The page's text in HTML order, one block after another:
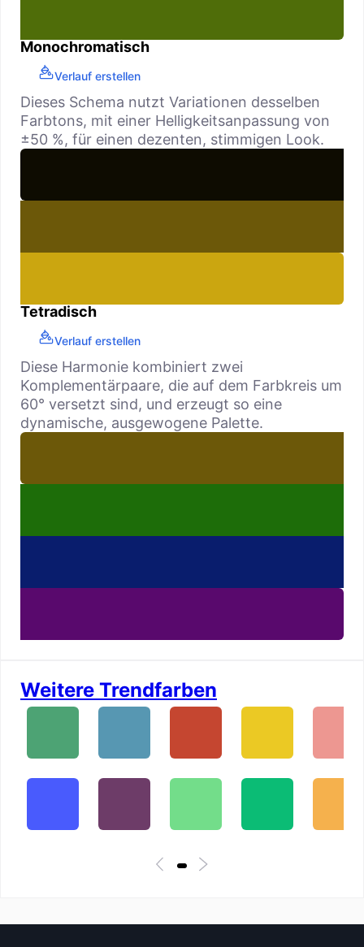
Monochromatisch
Verlauf erstellen
Dieses Schema nutzt Variationen desselben
Farbtons, mit einer Helligkeitsanpassung von
±50 %, für einen dezenten, stimmigen Look.
Tetradisch
Verlauf erstellen
Diese Harmonie kombiniert zwei
Komplementärpaare, die auf dem Farbkreis um
60° versetzt sind, und erzeugt so eine
dynamische, ausgewogene Palette.
Weitere Trendfarben